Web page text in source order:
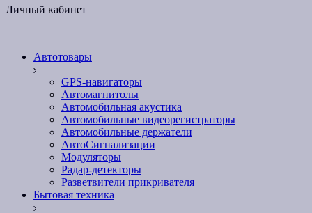
Личный кабинет
Автотовары
GPS-навигаторы
Автомагнитолы
Автомобильная акустика
Автомобильные видеорегистраторы
Автомобильные держатели
АвтоСигнализации
Модуляторы
Радар-детекторы
Разветвители прикривателя
Бытовая техника